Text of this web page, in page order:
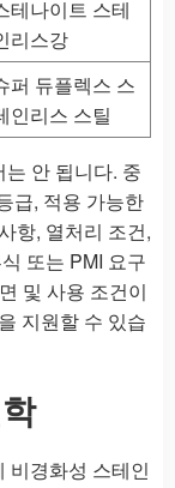
테나이트 스테
리스강
퍼 듀플렉스 스
인리스 스틸
안 됩니다. 중
급, 적용 가능한
항, 열처리 조건,
또는 PMI 요구
및 사용 조건이
지원할 수 있습
비경화성 스테인